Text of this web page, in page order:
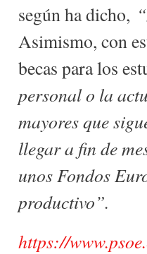
según ha dicho,
Asimismo, con
becas para los
personal o la
mayores que
llegar a fin de
unos Fondos
productivo”.
https://